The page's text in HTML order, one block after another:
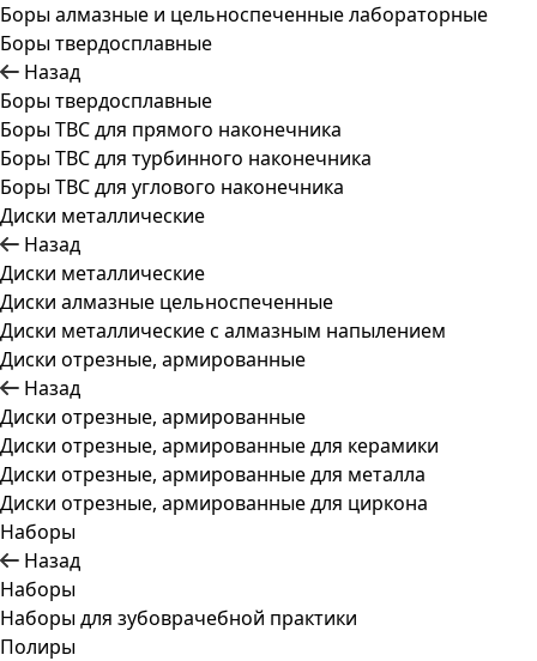
Боры алмазные и цельноспеченные лабораторные
Боры твердосплавные
Назад
Боры твердосплавные
Боры ТВС для прямого наконечника
Боры ТВС для турбинного наконечника
Боры ТВС для углового наконечника
Диски металлические
Назад
Диски металлические
Диски алмазные цельноспеченные
Диски металлические с алмазным напылением
Диски отрезные, армированные
Назад
Диски отрезные, армированные
Диски отрезные, армированные для керамики
Диски отрезные, армированные для металла
Диски отрезные, армированные для циркона
Наборы
Назад
Наборы
Наборы для зубоврачебной практики
Полиры